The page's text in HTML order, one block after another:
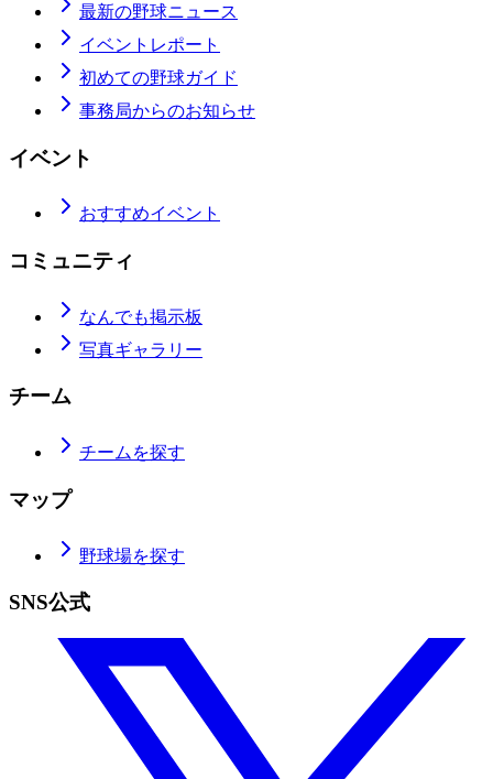
最新の野球ニュース
イベントレポート
初めての野球ガイド
事務局からのお知らせ
イベント
おすすめイベント
コミュニティ
なんでも掲示板
写真ギャラリー
チーム
チームを探す
マップ
野球場を探す
SNS公式